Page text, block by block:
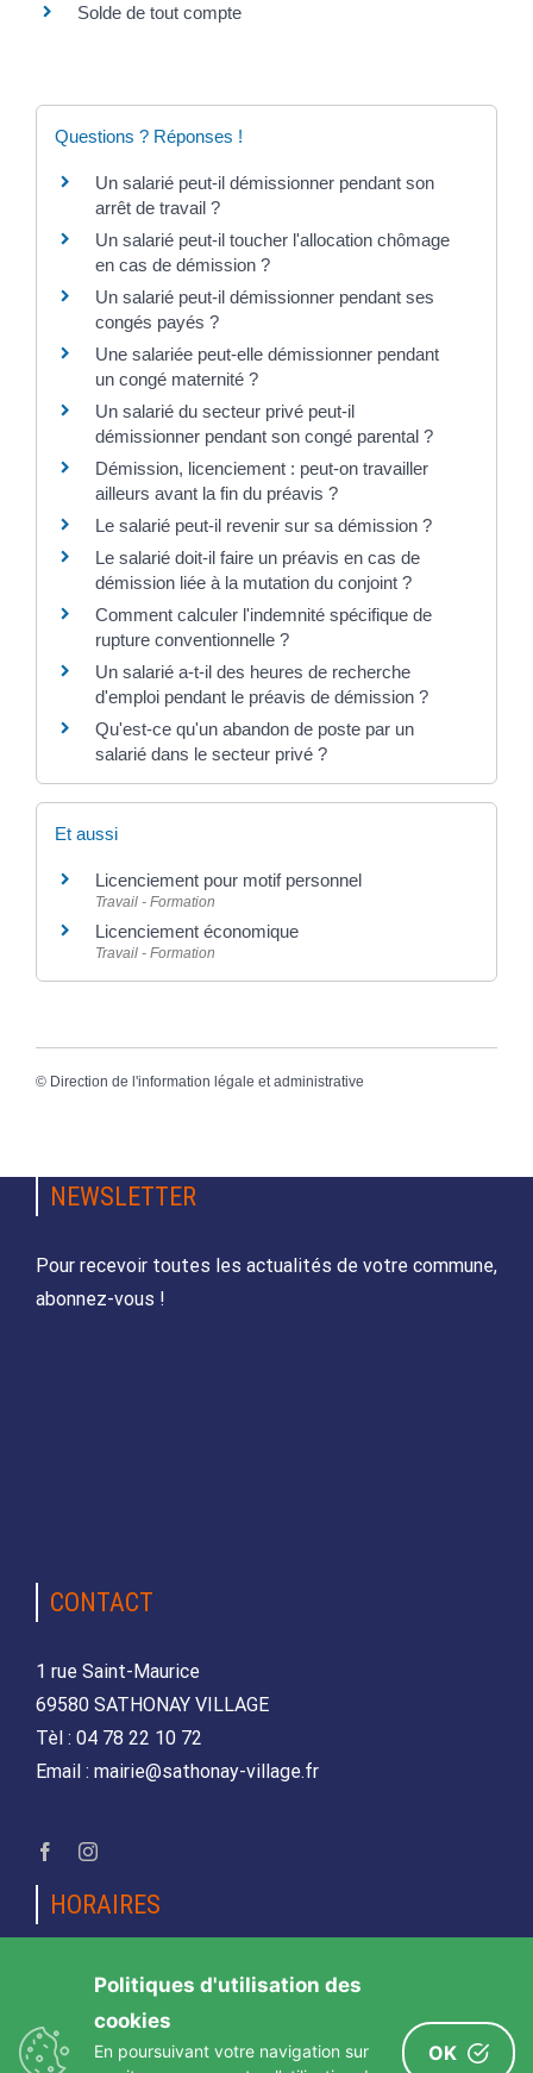
Solde de tout compte
Questions ? Réponses !
Un salarié peut-il démissionner pendant son
arrêt de travail ?
Un salarié peut-il toucher l'allocation chômage
en cas de démission ?
Un salarié peut-il démissionner pendant ses
congés payés ?
Une salariée peut-elle démissionner pendant
un congé maternité ?
Un salarié du secteur privé peut-il
démissionner pendant son congé parental ?
Démission, licenciement : peut-on travailler
ailleurs avant la fin du préavis ?
Le salarié peut-il revenir sur sa démission ?
Le salarié doit-il faire un préavis en cas de
démission liée à la mutation du conjoint ?
Comment calculer l'indemnité spécifique de
rupture conventionnelle ?
Un salarié a-t-il des heures de recherche
d'emploi pendant le préavis de démission ?
Qu'est-ce qu'un abandon de poste par un
salarié dans le secteur privé ?
Et aussi
Licenciement pour motif personnel
Travail - Formation
Licenciement économique
Travail - Formation
© Direction de l'information légale et administrative
NEWSLETTER
Pour recevoir toutes les actualités de votre commune,
abonnez-vous !
CONTACT
1 rue Saint-Maurice
69580 SATHONAY VILLAGE
Tèl : 04 78 22 10 72
Email : mairie@sathonay-village.fr
HORAIRES
Lundi, mardi, jeudi et vendredi
de 08h30 à 12h00 et de 14h00 à 17h00
Mercredi et samedi
Politiques d'utilisation des
cookies
En poursuivant votre navigation sur
OK